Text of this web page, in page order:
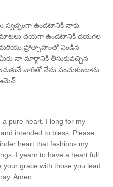
స్వచ్ఛంగా ఉండటానికి నాకు
మాటలు దయగా ఉండటానికి దయగల
ప్రోత్సాహంతో నిండిన
నా మార్గానికి తీసుకువచ్చిన
వారితో నేను పంచుకుంటాను.
a pure heart. I long for my
intended to bless. Please
heart that fashions my
I yearn to have a heart full
grace with those you lead
Amen.